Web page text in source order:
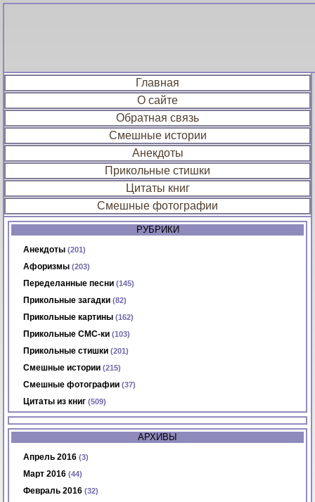
Главная
О сайте
Обратная связь
Смешные истории
Анекдоты
Прикольные стишки
Цитаты книг
Смешные фотографии
РУБРИКИ
Анекдоты (201)
Афоризмы (203)
Переделанные песни (145)
Прикольные загадки (82)
Прикольные картины (162)
Прикольные СМС-ки (103)
Прикольные стишки (201)
Смешные истории (215)
Смешные фотографии (37)
Цитаты из книг (509)
АРХИВЫ
Апрель 2016 (3)
Март 2016 (44)
Февраль 2016 (32)